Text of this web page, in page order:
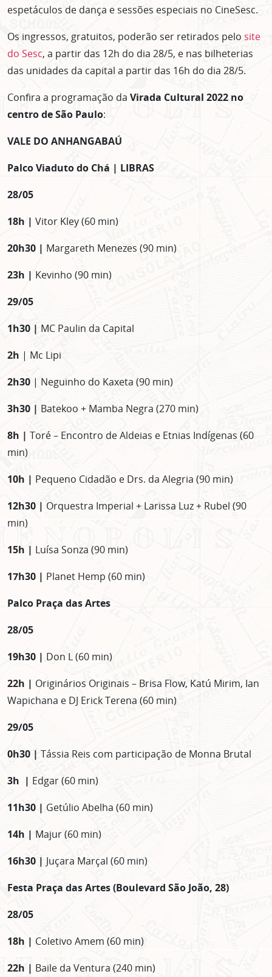
espetáculos de dança e sessões especiais no CineSesc.
Os ingressos, gratuitos, poderão ser retirados pelo site
do Sesc, a partir das 12h do dia 28/5, e nas bilheterias
das unidades da capital a partir das 16h do dia 28/5.
Confira a programação da Virada Cultural 2022 no
centro de São Paulo:
VALE DO ANHANGABAÚ
Palco Viaduto do Chá | LIBRAS
28/05
18h | Vitor Kley (60 min)
20h30 | Margareth Menezes (90 min)
23h | Kevinho (90 min)
29/05
1h30 | MC Paulin da Capital
2h | Mc Lipi
2h30 | Neguinho do Kaxeta (90 min)
3h30 | Batekoo + Mamba Negra (270 min)
8h | Toré – Encontro de Aldeias e Etnias Indígenas (60
min)
10h | Pequeno Cidadão e Drs. da Alegria (90 min)
12h30 | Orquestra Imperial + Larissa Luz + Rubel (90
min)
15h | Luísa Sonza (90 min)
17h30 | Planet Hemp (60 min)
Palco Praça das Artes
28/05
19h30 | Don L (60 min)
22h | Originários Originais – Brisa Flow, Katú Mirim, Ian
Wapichana e DJ Erick Terena (60 min)
29/05
0h30 | Tássia Reis com participação de Monna Brutal
3h | Edgar (60 min)
11h30 | Getúlio Abelha (60 min)
14h | Majur (60 min)
16h30 | Juçara Marçal (60 min)
Festa Praça das Artes (Boulevard São João, 28)
28/05
18h | Coletivo Amem (60 min)
22h | Baile da Ventura (240 min)